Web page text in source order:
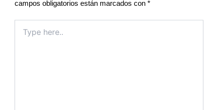
campos obligatorios están marcados con *
here..